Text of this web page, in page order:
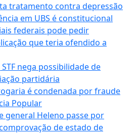
tratamento contra depressão
em UBS é constitucional
federais pode pedir
que teria ofendido a
nega possibilidade de
partidária
é condenada por fraude
Popular
general Heleno passe por
de estado de